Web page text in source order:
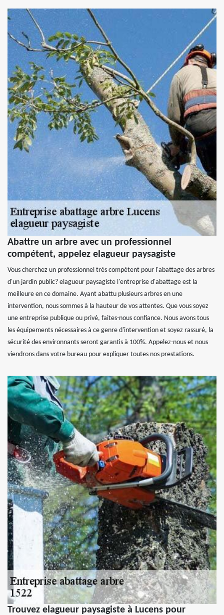
Abattre un arbre avec un professionnel
compétent, appelez elagueur paysagiste
Vous cherchez un professionnel très compétent pour l'abattage des arbres
d'un jardin public? elagueur paysagiste l'entreprise d'abattage est la
meilleure en ce domaine. Ayant abattu plusieurs arbres en une
intervention, nous sommes à la hauteur de vos attentes. Que vous soyez
une entreprise publique ou privé, faites-nous confiance. Nous avons tous
les équipements nécessaires à ce genre d'intervention et soyez rassuré, la
sécurité des environnants seront garantis à 100%. Appelez-nous et nous
viendrons dans votre bureau pour expliquer toutes nos prestations.
Trouvez elagueur paysagiste à Lucens pour